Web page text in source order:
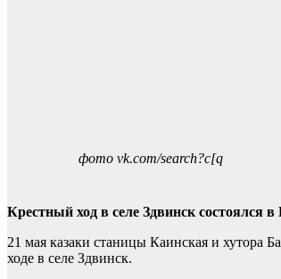
фото vk.com/search?c[q
Крестный ход в селе Здвинск состоялся
21 мая казаки станицы Каинская и хутора
ходе в селе Здвинск.